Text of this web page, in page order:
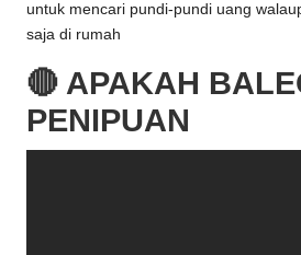
untuk mencari pundi-pundi uang
saja di rumah
🔴 APAKAH
PENIPUAN